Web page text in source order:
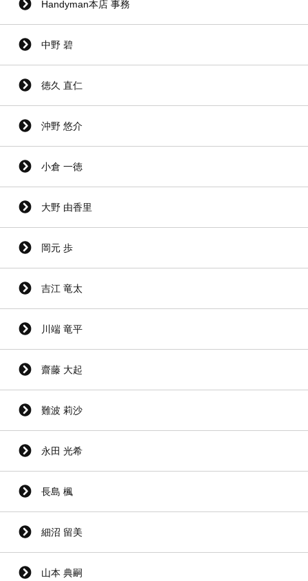
Handyman本店 事務
中野 碧
徳久 直仁
沖野 悠介
小倉 一徳
大野 由香里
岡元 歩
吉江 竜太
川端 竜平
齋藤 大起
難波 莉沙
永田 光希
長島 楓
細沼 留美
山本 典嗣